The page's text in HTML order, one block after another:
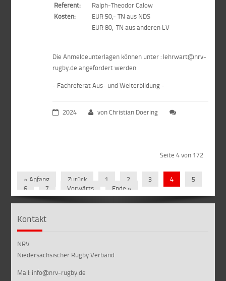
Referent:
Ralph-Theodor Calow
Kosten:
EUR 50,- TN aus NDS
EUR 80,-TN aus anderen LV
Die Anmeldeunterlagen können unter : lehrwart@nrv-
rugby.de angefordert werden.
- Fachreferat Aus- und Weiterbildung -
2024 von Christian Doering
Seite 4 von 172
« Anfang Zurück 1 2 3 4
5
6
7 Vorwärts Ende »
Kontakt
NRV
Niedersächsischer Rugby Verband
Mail: info@nrv-rugby.de